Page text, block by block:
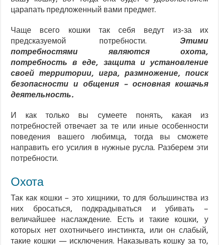
царапать предложенный вами предмет.
Чаще всего кошки так себя ведут из-за их
предсказуемой потребности. Этими
потребностями являются охота,
потребность в еде, защита и установление
своей территории, игра, размножение, поиск
безопасности и общения – основная кошачья
деятельность.
И как только вы сумеете понять, какая из
потребностей отвечает за те или иные особенности
поведения вашего любимца, тогда вы сможете
направить его усилия в нужные русла. Разберем эти
потребности.
Охота
Так как кошки – это хищники, то для большинства из
них бросаться, подкрадываться и убивать –
величайшее наслаждение. Есть и такие кошки, у
которых нет охотничьего инстинкта, или он слабый,
такие кошки — исключения. Наказывать кошку за то,